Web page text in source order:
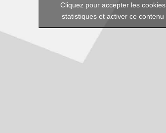
Cliquez pour accepter les cookies
statistiques et activer ce contenu